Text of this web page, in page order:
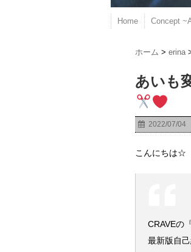
Home Concept
ホーム > erina
あいも
2022/07/04
こんにちは☆
CRAVEの
最新版自